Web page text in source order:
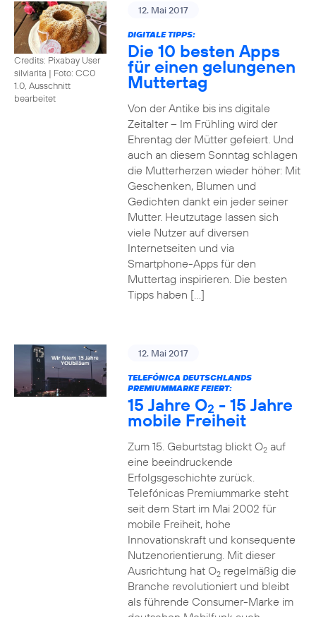
Credits: Pixabay User
silviarita | Foto: CC0
1.0, Ausschnitt
bearbeitet
12. Mai 2017
DIGITALE TIPPS:
Die 10 besten Apps
für einen gelungenen
Muttertag
Von der Antike bis ins digitale
Zeitalter – Im Frühling wird der
Ehrentag der Mütter gefeiert. Und
auch an diesem Sonntag schlagen
die Mutterherzen wieder höher: Mit
Geschenken, Blumen und
Gedichten dankt ein jeder seiner
Mutter. Heutzutage lassen sich
viele Nutzer auf diversen
Internetseiten und via
Smartphone-Apps für den
Muttertag inspirieren. Die besten
Tipps haben […]
12. Mai 2017
TELEFÓNICA DEUTSCHLANDS
PREMIUMMARKE FEIERT:
15 Jahre O2 - 15 Jahre
mobile Freiheit
Zum 15. Geburtstag blickt O2auf
eine beeindruckende
Erfolgsgeschichte zurück.
Telefónicas Premiummarke steht
seit dem Start im Mai 2002 für
mobile Freiheit, hohe
Innovationskraft und konsequente
Nutzenorientierung. Mit dieser
Ausrichtung hat O2regelmäßig die
Branche revolutioniert und bleibt
als führende Consumer-Marke im